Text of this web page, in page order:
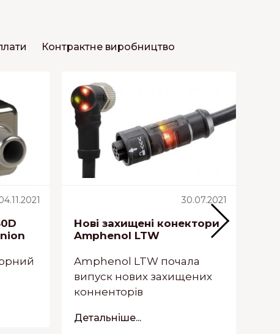
Контрактне виробництво
30.07.2021
Нові захищені конектори
Amphenol LTW
Amphenol LTW почала
випуск нових захищених
конненторів
Детальніше...